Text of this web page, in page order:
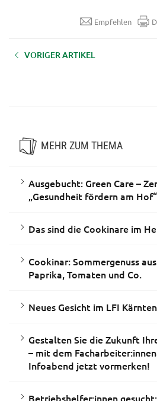
Empfehlen
VORIGER ARTIKEL
MEHR ZUM THEMA
Ausgebucht: Green Care –
„Gesundheit fördern am Hof“
Das sind die Cookinare im
Cookinar: Sommergenuss
Paprika, Tomaten und Co.
Neues Gesicht im LFI
Gestalten Sie die Zukunft
– mit dem
Infoabend jetzt vormerken!
Betriebshelfer:innen